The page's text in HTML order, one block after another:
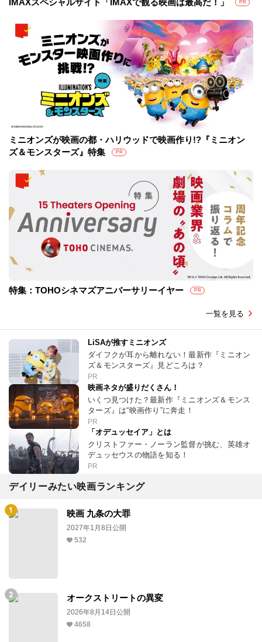
PR
ミニオンズが映画の都・ハリウッドで映画作り!?『ミニオン
ズ＆モンスターズ』特集
PR
特集：TOHOシネマズアニバーサリーイヤー PR
一覧を見る
LiSAが推すミニオンズ
ダイフクが耳から離れない！最新作『ミニオン
ズ＆モンスターズ』見どころは？
PR
映画ネタが盛りだくさん！
いくつ見つけた？最新作『ミニオンズ＆モンス
ターズ』は“映画作り”に奔走！
PR
「オデュッセイア」とは
クリストファー・ノーラン監督が挑む、英雄オ
デュッセウスの物語を知る！
PR
デイリーみたい映画ランキング
映画 九条の大罪
2027年1月8日公開
532
オークストリートの異変
2026年8月14日公開
4658